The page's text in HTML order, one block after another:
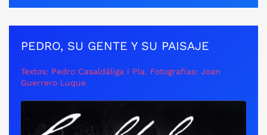
PEDRO, SU GENTE Y SU PAISAJE
Textos: Pedro Casaldáliga i Pla. Fotografías: Joan
Guerrero Luque